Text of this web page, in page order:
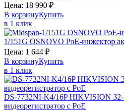
Цена: 18 990 ₽
В корзинуКупить
в 1 клик
1/151G OSNOVO PoE-инжектор
Цена: 1 644 ₽
В корзинуКупить
в 1 клик
DS-7732NI-K4/16PHIKVISION
видеорегистратор с PoE